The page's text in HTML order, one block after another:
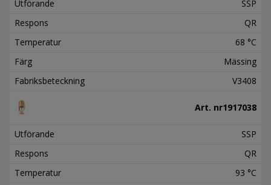
Utförande
SSP
Respons
QR
Temperatur
68 °C
Färg
Mässing
Fabriksbeteckning
V3408
Art. nr1917038
Utförande
SSP
Respons
QR
Temperatur
93 °C